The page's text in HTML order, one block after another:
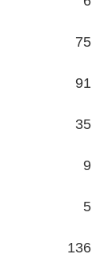
75
91
35
9
5
136